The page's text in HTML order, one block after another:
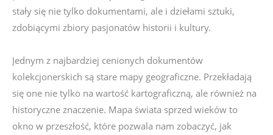
stały się nie tylko dokumentami, ale i dziełami sztuki,
zdobiącymi zbiory pasjonatów historii i kultury.
Jednym z najbardziej cenionych dokumentów
kolekcjonerskich są stare mapy geograficzne. Przekładają
się one nie tylko na wartość kartograficzną, ale również na
historyczne znaczenie. Mapa świata sprzed wieków to
okno w przeszłość, które pozwala nam zobaczyć, jak